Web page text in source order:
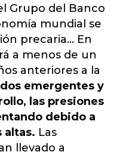
Grupo del Banco
mundial se
precaria... En
a menos de un
anteriores a la
emergentes y
las presiones
debido a
altas. Las
llevado a